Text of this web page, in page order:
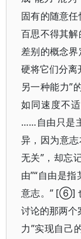
固有的随意
百思不得其
差别的概念
硬将它们分离
另一种能力”
如同速度不
……自由只是
异，因为意
无关”，却忘
由”“自由是
意志。” [⑥]
讨论的那两个
力”实现自己